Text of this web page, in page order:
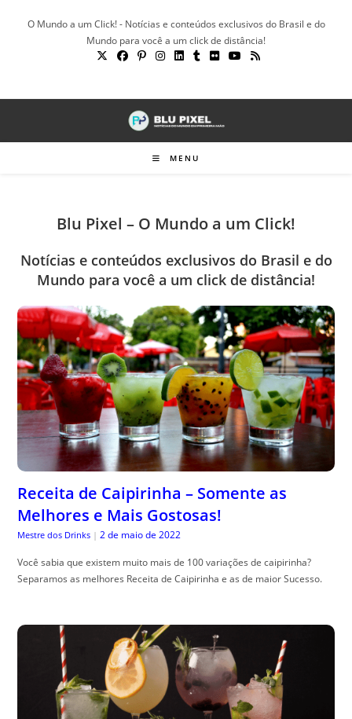
O Mundo a um Click! - Notícias e conteúdos exclusivos do Brasil e do
Mundo para você a um click de distância!
MENU
Blu Pixel – O Mundo a um Click!
Notícias e conteúdos exclusivos do Brasil e do
Mundo para você a um click de distância!
Receita de Caipirinha – Somente as
Melhores e Mais Gostosas!
Mestre dos Drinks | 2 de maio de 2022
Você sabia que existem muito mais de 100 variações de caipirinha?
Separamos as melhores Receita de Caipirinha e as de maior Sucesso.